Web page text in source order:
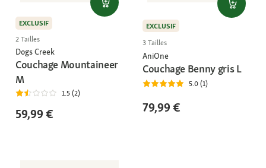
EXCLUSIF
2 Tailles
Dogs Creek
Couchage Mountaineer
M
1.5 (2)
59,99 €
EXCLUSIF
3 Tailles
AniOne
Couchage Benny gris L
5.0 (1)
79,99 €